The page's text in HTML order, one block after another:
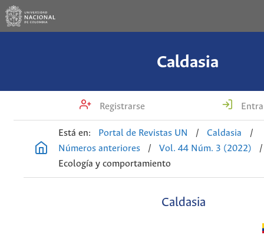
Caldasia
Registrarse
Está en: Portal de Revistas UN / Caldasia
/
Números anteriores
/ Vol. 44 Núm. 3 (2022)
/
Ecología y comportamiento
Caldasia